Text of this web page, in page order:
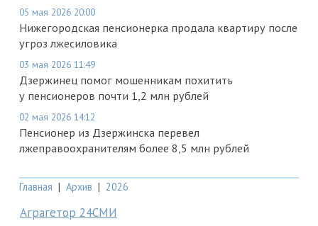
05 мая 2026 20:00
Нижегородская пенсионерка продала квартиру после
угроз лжесиловика
03 мая 2026 11:49
Дзержинец помог мошенникам похитить
у пенсионеров почти 1,2 млн рублей
02 мая 2026 14:12
Пенсионер из Дзержинска перевел
лжеправоохранителям более 8,5 млн рублей
Главная | Архив | 2026
Аграгетор 24СМИ